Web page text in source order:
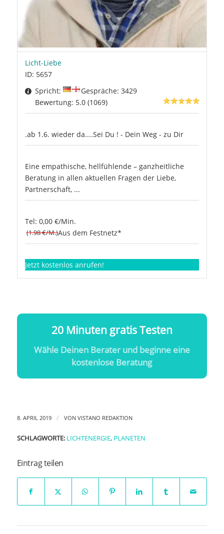
Licht-Liebe
ID: 5657
Spricht:
Gespräche: 3429
Bewertung: 5.0 (1069)
.ab 1.6. wieder da....Sei Du ! - Dein Weg - zu Dir
Eine empathische, hellfühlende – ganzheitliche
Beratung in allen aktuellen Fragen der Liebe,
Partnerschaft, ...
Tel: 0,00 €/Min.
(1.98 €/M.)Aus dem Festnetz*
Jetzt kostenlos anrufen!
20 Minuten gratis Testen
Wähle Deinen Berater und beginne eine
kostenlose Beratung
8. APRIL 2019 / VON VISTANO REDAKTION
SCHLAGWORTE: LICHTENERGIE, PLANETEN
Eintrag teilen